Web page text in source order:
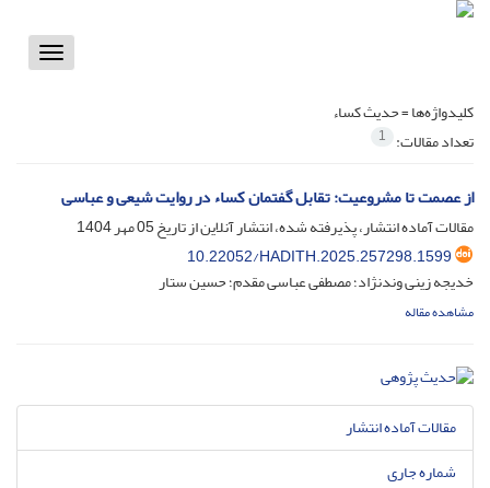
Toggle
کلیدواژه‌ها =حدیث کساء
تعداد مقالات: 1
از عصمت تا مشروعیت: تقابل گفتمان کساء در روایت شیعی و عباسی
مقالات آماده انتشار، پذیرفته شده، انتشار آنلاین از تاریخ05 مهر 1404
10.22052/HADITH.2025.257298.1599
خدیجه زینی وندنژاد؛ مصطفی عباسی مقدم؛ حسین ستار
مشاهده مقاله
مقالات آماده انتشار
شماره جاری